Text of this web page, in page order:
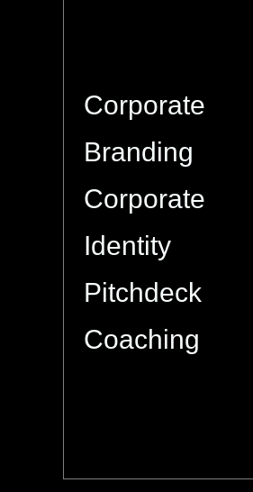
Corporate
Branding
Corporate
Identity
Pitchdeck
Coaching